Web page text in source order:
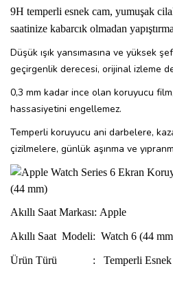
9H temperli esnek cam, yumuşak
saatinize kabarcık olmadan
Düşük ışık yansımasına ve yüksek
geçirgenlik derecesi, orijinal izleme
0,3 mm kadar ince olan koruyucu film,
hassasiyetini engellemez.
Temperli koruyucu ani darbelere,
çizilmelere, günlük aşınma ve
Akıllı Saat Markası: Apple
Akıllı Saat Modeli: Watch 6 (44
Ürün Türü : Temperli Esnek